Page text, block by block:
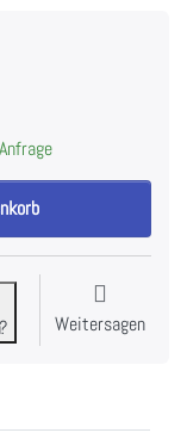
AdoraSpülen
Weitersagen